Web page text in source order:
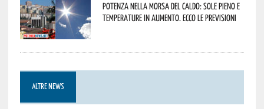
Potenza nella morsa del caldo: sole pieno e
temperature in aumento. Ecco le previsioni
ALTRE NEWS